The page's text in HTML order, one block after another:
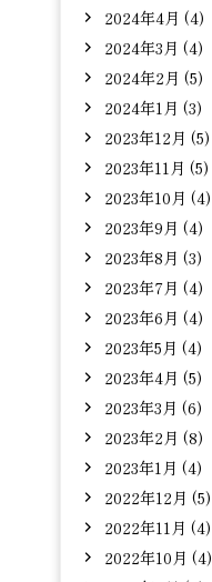
2024年4月 (4)
2024年3月 (4)
2024年2月 (5)
2024年1月 (3)
2023年12月 (5)
2023年11月 (5)
2023年10月 (4)
2023年9月 (4)
2023年8月 (3)
2023年7月 (4)
2023年6月 (4)
2023年5月 (4)
2023年4月 (5)
2023年3月 (6)
2023年2月 (8)
2023年1月 (4)
2022年12月 (5)
2022年11月 (4)
2022年10月 (4)